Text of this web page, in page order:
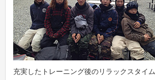
充実したトレーニング後のリラックスタイム